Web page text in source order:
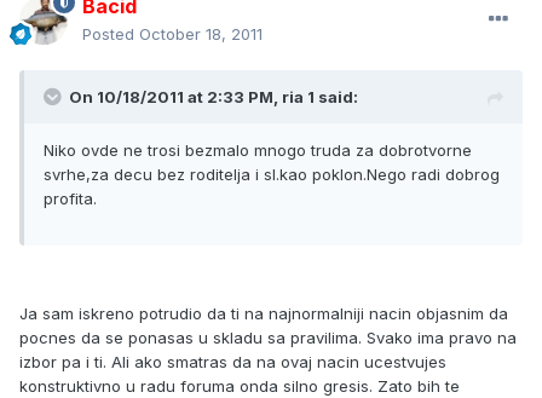
Bacid
Posted October 18, 2011
On 10/18/2011 at 2:33 PM, ria 1 said:
Niko ovde ne trosi bezmalo mnogo truda za dobrotvorne
svrhe,za decu bez roditelja i sl.kao poklon.Nego radi dobrog
profita.
Ja sam iskreno potrudio da ti na najnormalniji nacin objasnim da
pocnes da se ponasas u skladu sa pravilima. Svako ima pravo na
izbor pa i ti. Ali ako smatras da na ovaj nacin ucestvujes
konstruktivno u radu foruma onda silno gresis. Zato bih te